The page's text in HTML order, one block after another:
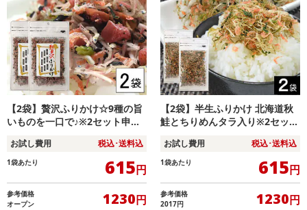
【2袋】贅沢ふりかけ☆9種の旨
いものを一口で♪※2セット申込
お試し費用 税込･送料込
1袋あたり 615円
参考価格
オープン
1230円
【2袋】半生ふりかけ 北海道秋
鮭とちりめんタラ入り※2セット
ト！
お試し費用 税込･送料込
1袋あたり 615円
参考価格
2017円
1230円